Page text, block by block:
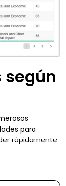
según
para
rápidamente